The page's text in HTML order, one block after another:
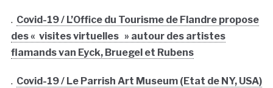
. Covid-19 / L’Office du Tourisme de Flandre propose
des « visites virtuelles » autour des artistes
flamands van Eyck, Bruegel et Rubens
. Covid-19 / Le Parrish Art Museum (Etat de NY, USA)